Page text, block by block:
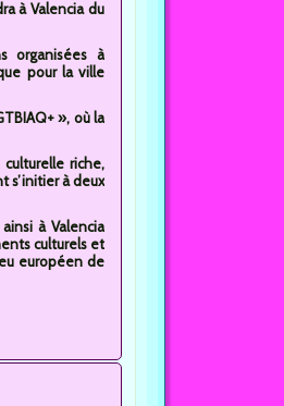
à Valencia du
organisées à
pour la ville
», où la
riche,
à deux
à Valencia
culturels et
européen de